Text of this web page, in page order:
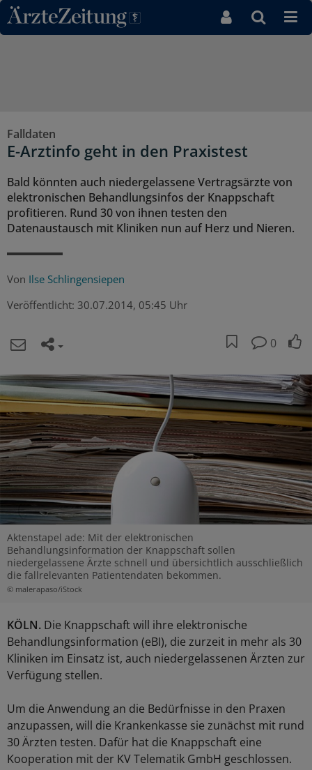
Direkt zum Inhaltsbereich
Falldaten
E-Arztinfo geht in den Praxistest
Bald könnten auch niedergelassene Vertragsärzte von
elektronischen Behandlungsinfos der Knappschaft
profitieren. Rund 30 von ihnen testen den
Datenaustausch mit Kliniken nun auf Herz und Nieren.
Von Ilse Schlingensiepen
Veröffentlicht: 30.07.2014, 05:45 Uhr
0
Aktenstapel ade: Mit der elektronischen
Behandlungsinformation der Knappschaft sollen
niedergelassene Ärzte schnell und übersichtlich ausschließlich
die fallrelevanten Patientendaten bekommen.
© malerapaso/iStock
KÖLN. Die Knappschaft will ihre elektronische
Behandlungsinformation (eBI), die zurzeit in mehr als 30
Kliniken im Einsatz ist, auch niedergelassenen Ärzten zur
Verfügung stellen.
Um die Anwendung an die Bedürfnisse in den Praxen
anzupassen, will die Krankenkasse sie zunächst mit rund
30 Ärzten testen. Dafür hat die Knappschaft eine
Kooperation mit der KV Telematik GmbH geschlossen.